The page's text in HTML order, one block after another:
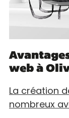
web à
La création
nombreux